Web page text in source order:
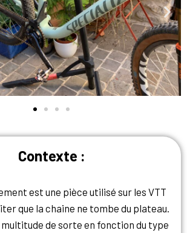
Contexte :
est une pièce utilisé sur les VTT
que la chaine ne tombe du plateau.
multitude de sorte en fonction du type